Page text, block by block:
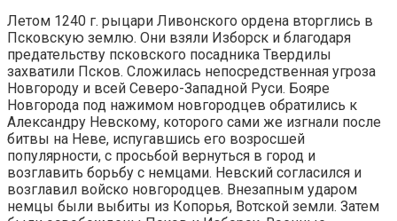
Летом 1240 г. рыцари Ливонского ордена вторглись в
Псковскую землю. Они взяли Изборск и благодаря
предательству псковского посадника Твердилы
захватили Псков. Сложилась непосредственная угроза
Новгороду и всей Северо-Западной Руси. Бояре
Новгорода под нажимом новгородцев обратились к
Александру Невскому, которого сами же изгнали после
битвы на Неве, испугавшись его возросшей
популярности, с просьбой вернуться в город и
возглавить борьбу с немцами. Невский согласился и
возглавил войско новгородцев. Внезапным ударом
немцы были выбиты из Копорья, Вотской земли. Затем